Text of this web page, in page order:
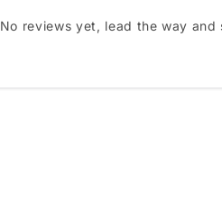
No reviews yet, lead the way and